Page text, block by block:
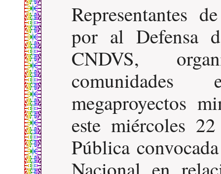
Representantes
por al Defensa
CNDVS,
megaproyectos
este miércoles
Pública
Nacional en